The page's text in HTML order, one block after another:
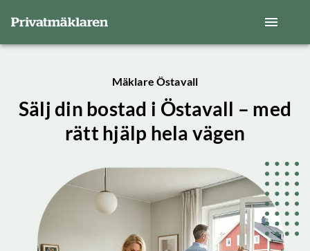
Mäklare Östavall
Sälj din bostad i Östavall – med
rätt hjälp hela vägen